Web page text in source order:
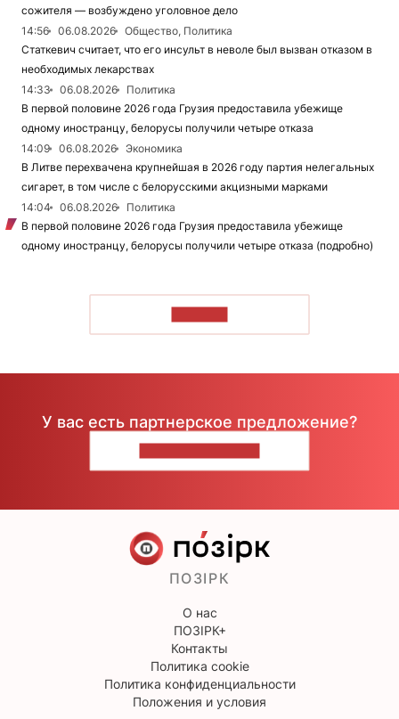
сожителя — возбуждено уголовное дело
14:56
06.08.2026
Общество, Политика
Статкевич считает, что его инсульт в неволе был вызван отказом в
необходимых лекарствах
14:33
06.08.2026
Политика
В первой половине 2026 года Грузия предоставила убежище
одному иностранцу, белорусы получили четыре отказа
14:09
06.08.2026
Экономика
В Литве перехвачена крупнейшая в 2026 году партия нелегальных
сигарет, в том числе с белорусскими акцизными марками
14:04
06.08.2026
Политика
В первой половине 2026 года Грузия предоставила убежище
одному иностранцу, белорусы получили четыре отказа (подробно)
У вас есть партнерское предложение?
ПОЗІРК
О нас
ПОЗІРК+
Контакты
Политика cookie
Политика конфиденциальности
Положения и условия